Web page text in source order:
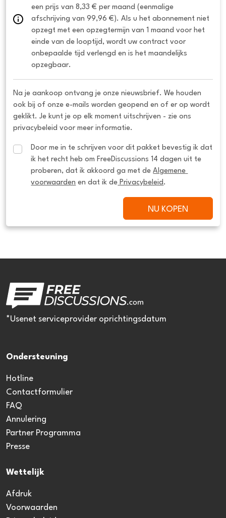
een prijs van 8,33 € per maand (eenmalige
afschrijving van 99,96 €). Als u het abonnement niet
opzegt met een opzegtermijn van 1 maand voor het
einde van de looptijd, wordt uw contract voor
onbepaalde tijd verlengd en is het maandelijks
opzegbaar.
Na je aankoop ontvang je onze nieuwsbrief. We houden
ook bij of onze e-mails worden geopend en of er op wordt
geklikt. Je kunt je op elk moment uitschrijven - zie ons
privacybeleid voor meer informatie.
Door me in te schrijven voor dit pakket bevestig ik dat
ik het recht heb om FreeDiscussions 14 dagen uit te
proberen, dat ik akkoord ga met de Algemene
voorwaarden en dat ik de Privacybeleid .
NU KOPEN
*Usenet serviceprovider oprichtingsdatum
Ondersteuning
Hotline
Contactformulier
FAQ
Annulering
Partner Programma
Presse
Wettelijk
Afdruk
Voorwaarden